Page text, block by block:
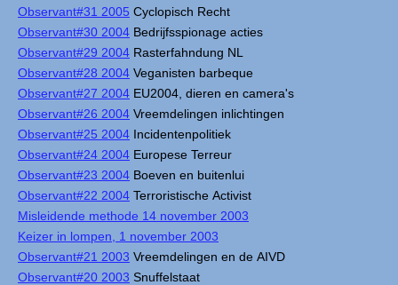
Observant#31 2005 Cyclopisch Recht
Observant#30 2004 Bedrijfsspionage acties
Observant#29 2004 Rasterfahndung NL
Observant#28 2004 Veganisten barbeque
Observant#27 2004 EU2004, dieren en camera's
Observant#26 2004 Vreemdelingen inlichtingen
Observant#25 2004 Incidentenpolitiek
Observant#24 2004 Europese Terreur
Observant#23 2004 Boeven en buitenlui
Observant#22 2004 Terroristische Activist
Misleidende methode 14 november 2003
Keizer in lompen, 1 november 2003
Observant#21 2003 Vreemdelingen en de AIVD
Observant#20 2003 Snuffelstaat